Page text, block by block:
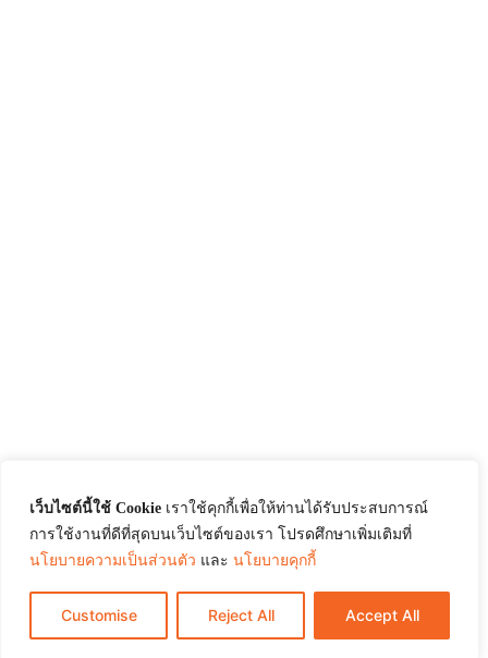
เว็บไซต์นี้ใช้ Cookie เราใช้คุกกี้เพื่อให้ท่านได้รับประสบการณ์
การใช้งานที่ดีที่สุดบนเว็บไซต์ของเรา โปรดศึกษาเพิ่มเติมที่
นโยบายความเป็นส่วนตัว และ นโยบายคุกกี้
Customise Reject All Accept All